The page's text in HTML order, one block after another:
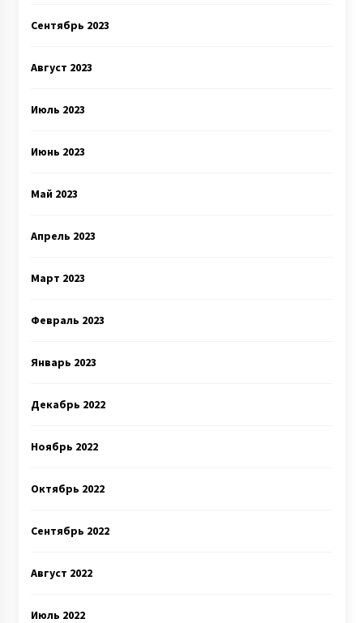
Сентябрь 2023
Август 2023
Июль 2023
Июнь 2023
Май 2023
Апрель 2023
Март 2023
Февраль 2023
Январь 2023
Декабрь 2022
Ноябрь 2022
Октябрь 2022
Сентябрь 2022
Август 2022
Июль 2022